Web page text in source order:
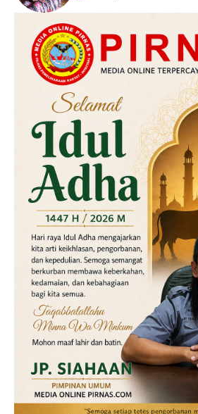
Daerah
Hukum
Kriminal
Labusel